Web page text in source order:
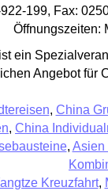
199, Fax:
Öffnungszeiten:
ein
Angebot für
, China
, China
, Asien
Kreuzfahrt,